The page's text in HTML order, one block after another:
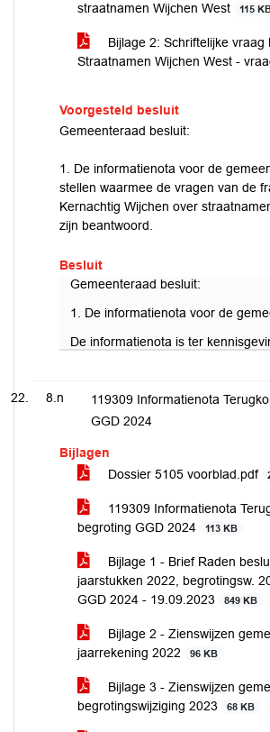
straatnamen Wijchen West
115
Bijlage 2: Schriftelijke vraag
Straatnamen Wijchen West -
Voorgesteld besluit
Gemeenteraad besluit:
1. De informatienota voor de
stellen waarmee de vragen van de
Kernachtig Wijchen over
zijn beantwoord.
Besluit
Gemeenteraad besluit:
1. De informatienota voor de
De informatienota is ter
8.n
119309 Informatienota
GGD 2024
Bijlagen
Dossier 5105 voorblad.pdf
119309 Informatienota
begroting GGD 2024
113 KB
Bijlage 1 - Brief Raden
jaarstukken 2022, begrotingsw.
GGD 2024 - 19.09.2023
849 KB
Bijlage 2 - Zienswijzen
jaarrekening 2022
96 KB
Bijlage 3 - Zienswijzen
begrotingswijziging 2023
68 KB